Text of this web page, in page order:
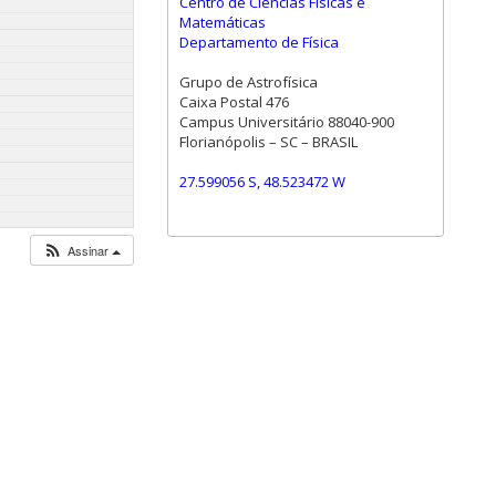
Assinar
Matemáticas
Departamento de Física
Grupo de Astrofísica
Caixa Postal 476
Campus Universitário 88040-900
Florianópolis – SC – BRASIL
27.599056 S, 48.523472 W